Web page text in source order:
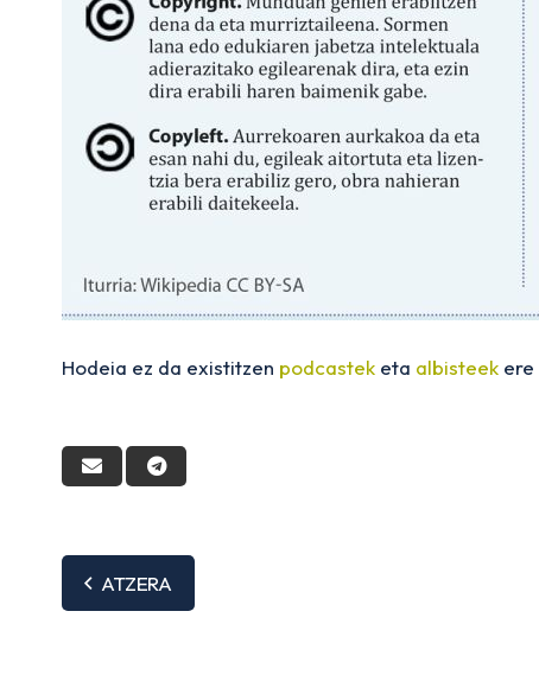
Hodeia ez da existitzen podcastek eta albisteek ere
ATZERA